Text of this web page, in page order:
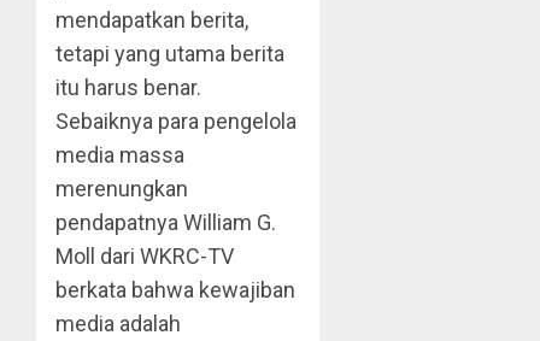
mendapatkan berita,
tetapi yang utama berita
itu harus benar.
Sebaiknya para pengelola
media massa
merenungkan
pendapatnya William G.
Moll dari WKRC-TV
berkata bahwa kewajiban
media adalah